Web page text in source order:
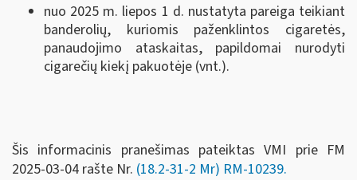
nuo 2025 m. liepos 1 d. nustatyta pareiga teikiant
banderolių, kuriomis paženklintos cigaretės,
panaudojimo ataskaitas, papildomai nurodyti
cigarečių kiekį pakuotėje (vnt.).
Šis informacinis pranešimas pateiktas VMI prie FM
2025-03-04 rašte Nr. (18.2-31-2 Mr) RM-10239.